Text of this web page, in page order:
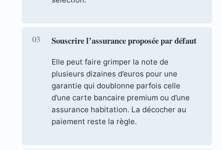
Souscrire l’assurance proposée par défaut
Elle peut faire grimper la note de
plusieurs dizaines d’euros pour une
garantie qui doublonne parfois celle
d’une carte bancaire premium ou d’une
assurance habitation. La décocher au
paiement reste la règle.